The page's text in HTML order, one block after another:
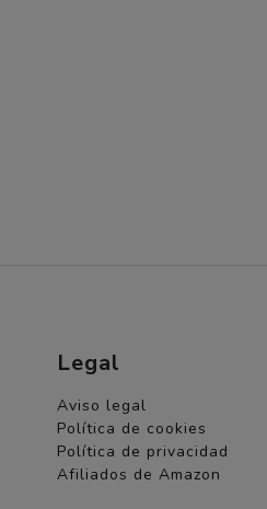
Legal
Aviso legal
Política de cookies
Política de privacidad
Afiliados de Amazon